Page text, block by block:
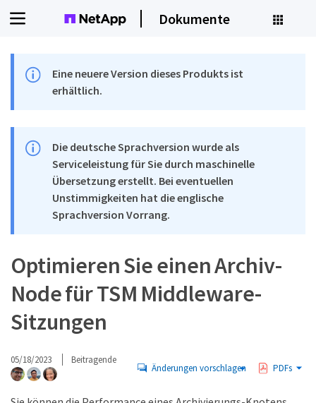
Dokumente
Eine neuere Version dieses Produkts ist
erhältlich.
Die deutsche Sprachversion wurde als
Serviceleistung für Sie durch maschinelle
Übersetzung erstellt. Bei eventuellen
Unstimmigkeiten hat die englische
Sprachversion Vorrang.
Optimieren Sie einen Archiv-
Node für TSM Middleware-
Sitzungen
05/18/2023 Beitragende
Änderungen vorschlagen PDFs